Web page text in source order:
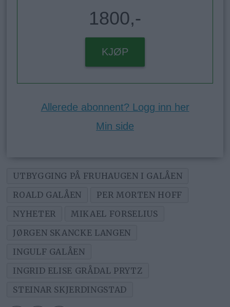
1800,-
KJØP
Allerede abonnent? Logg inn her
Min side
UTBYGGING PÅ FRUHAUGEN I GALÅEN
ROALD GALÅEN
PER MORTEN HOFF
NYHETER
MIKAEL FORSELIUS
JØRGEN SKANCKE LANGEN
INGULF GALÅEN
INGRID ELISE GRÅDAL PRYTZ
STEINAR SKJERDINGSTAD